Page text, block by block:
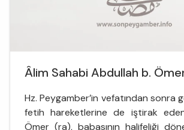
Âlim Sahabi Abdullah b.
Hz. Peygamber’in vefatından sonra
fetih hareketlerine de iştirak
Ömer (ra), babasının halifeliği